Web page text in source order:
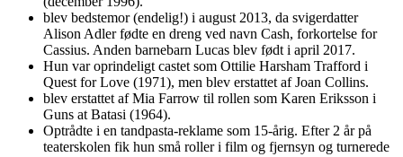
blev bedstemor (endelig!) i august 2013, da svigerdatter
Alison Adler fødte en dreng ved navn Cash, forkortelse for
Cassius. Anden barnebarn Lucas blev født i april 2017.
Hun var oprindeligt castet som Ottilie Harsham Trafford i
Quest for Love (1971), men blev erstattet af Joan Collins.
blev erstattet af Mia Farrow til rollen som Karen Eriksson i
Guns at Batasi (1964).
Optrådte i en tandpasta-reklame som 15-årig. Efter 2 år på
teaterskolen fik hun små roller i film og fjernsyn og turnerede